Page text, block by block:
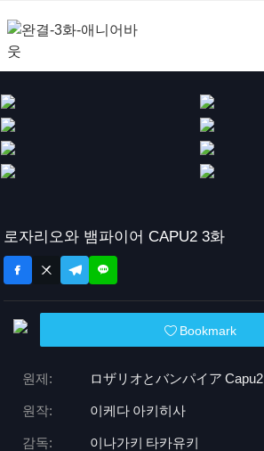
로자리오와 뱀파이어 CAPU2 3화
Bookmark
원제: ロザリオとバンパイア Capu2
원작: 이케다 아키히사
감독: 이나가키 타카유키